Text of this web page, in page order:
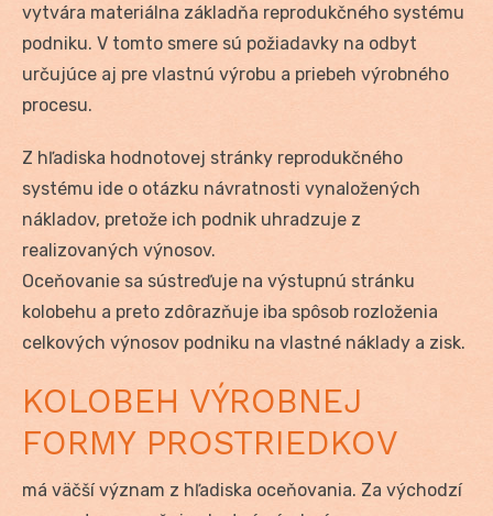
vytvára materiálna základňa reprodukčného systému
podniku. V tomto smere sú požiadavky na odbyt
určujúce aj pre vlastnú výrobu a priebeh výrobného
procesu.
Z hľadiska hodnotovej stránky reprodukčného
systému ide o otázku návratnosti vynaložených
nákladov, pretože ich podnik uhradzuje z
realizovaných výnosov.
Oceňovanie sa sústreďuje na výstupnú stránku
kolobehu a preto zdôrazňuje iba spôsob rozloženia
celkových výnosov podniku na vlastné náklady a zisk.
KOLOBEH VÝROBNEJ
FORMY PROSTRIEDKOV
má väčší význam z hľadiska oceňovania. Za východzí